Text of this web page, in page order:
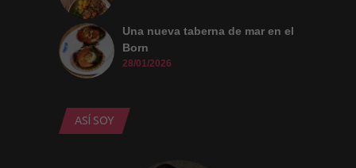
Una nueva taberna de mar en el
Born
28/01/2026
ASÍ SOY